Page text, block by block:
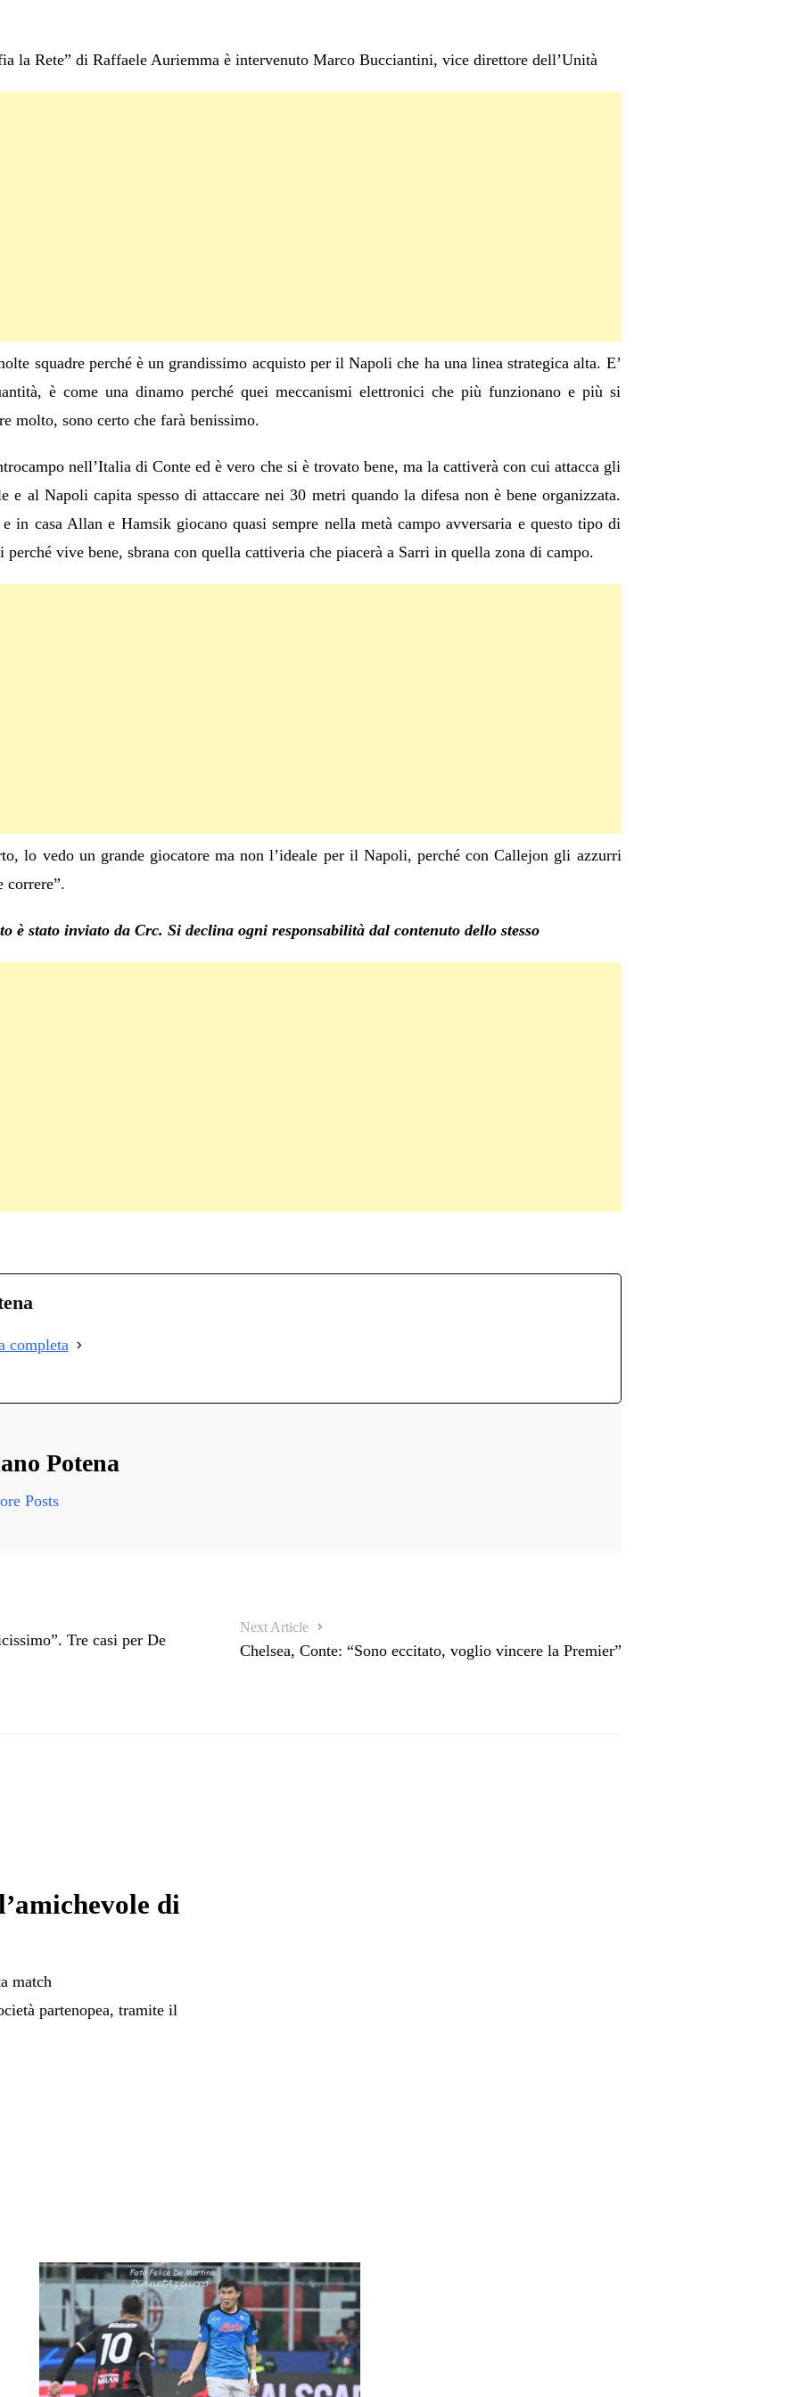
la Rete” di Raffaele Auriemma è intervenuto Marco Bucciantini, vice direttore dell’Unità
squadre perché è un grandissimo acquisto per il Napoli che ha una linea strategica alta. E’
è come una dinamo perché quei meccanismi elettronici che più funzionano e più si
molto, sono certo che farà benissimo.
nell’Italia di Conte ed è vero che si è trovato bene, ma la cattiverà con cui attacca gli
e al Napoli capita spesso di attaccare nei 30 metri quando la difesa non è bene organizzata.
in casa Allan e Hamsik giocano quasi sempre nella metà campo avversaria e questo tipo di
vive bene, sbrana con quella cattiveria che piacerà a Sarri in quella zona di campo.
lo vedo un grande giocatore ma non l’ideale per il Napoli, perché con Callejon gli azzurri
correre”.
è stato inviato da Crc. Si declina ogni responsabilità dal contenuto dello stesso
completa
Potena
Posts
Tre casi per De
Next Article
Chelsea, Conte: “Sono eccitato, voglio vincere la Premier”
di
match
partenopea, tramite il